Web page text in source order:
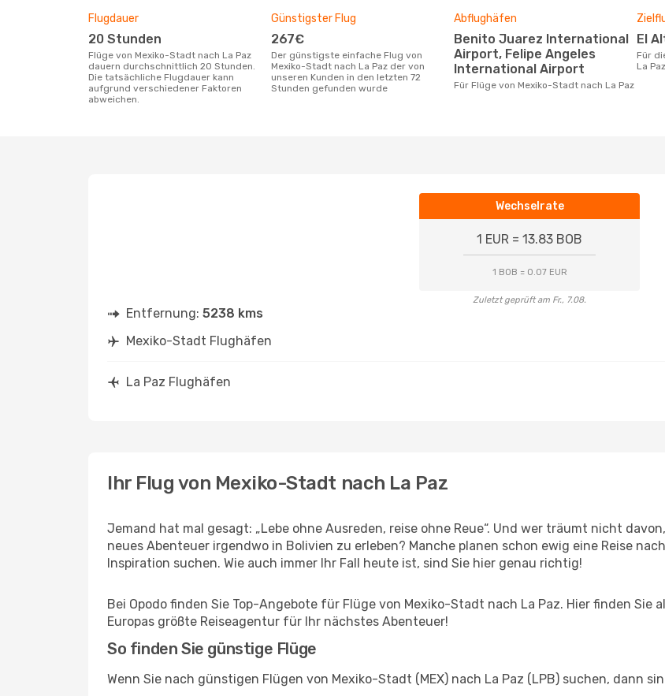
Flugdauer
20 Stunden
Flüge von Mexiko-Stadt nach La Paz
dauern durchschnittlich 20 Stunden.
Die tatsächliche Flugdauer kann
aufgrund verschiedener Faktoren
abweichen.
Günstigster Flug
267€
Der günstigste einfache Flug von
Mexiko-Stadt nach La Paz der von
unseren Kunden in den letzten 72
Stunden gefunden wurde
Abflughäfen
Benito Juarez International
Airport, Felipe Angeles
International Airport
Für Flüge von Mexiko-Stadt nach La Paz
El
Für die Strecke von Mexiko-Stadt nach
La Paz
Wechselrate
1 EUR = 13.83 BOB
1 BOB = 0.07 EUR
Zuletzt geprüft am Fr., 7.08.
Entfernung: 5238 kms
Mexiko-Stadt Flughäfen
La Paz Flughäfen
Ihr Flug von Mexiko-Stadt nach La Paz
Jemand hat mal gesagt: „Lebe ohne Ausreden, reise ohne Reue“. Und wer träumt nicht
neues Abenteuer irgendwo in Bolivien zu erleben? Manche planen schon ewig eine Reise
Inspiration suchen. Wie auch immer Ihr Fall heute ist, sind Sie hier genau richtig!
Bei Opodo finden Sie Top-Angebote für Flüge von Mexiko-Stadt nach La Paz. Hier finden Sie
Europas größte Reiseagentur für Ihr nächstes Abenteuer!
So finden Sie günstige Flüge
Wenn Sie nach günstigen Flügen von Mexiko-Stadt (MEX) nach La Paz (LPB) suchen, dann